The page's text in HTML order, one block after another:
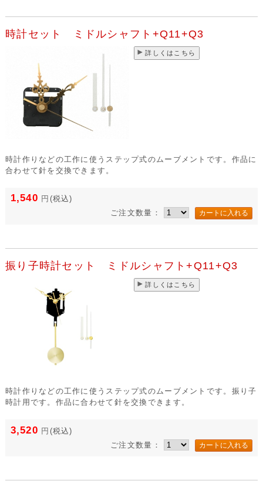
時計セット ミドルシャフト+Q11+Q3
詳しくはこちら
時計作りなどの工作に使うステップ式のムーブメントです。作品に
合わせて針を交換できます。
1,540 円 (税込)
ご注文数量：
振り子時計セット ミドルシャフト+Q11+Q3
詳しくはこちら
時計作りなどの工作に使うステップ式のムーブメントです。振り子
時計用です。作品に合わせて針を交換できます。
3,520 円 (税込)
ご注文数量：